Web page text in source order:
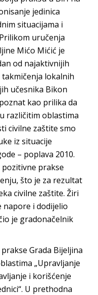
jedinica
situacijama i
uručenja
Mićo Mićić je
od najaktivnijih
lokalnih
učesnika Bikon
kao prilika da
različitim oblastima
civilne zaštite smo
iz situacije
– poplava 2010.
pozitivne prakse
što je za rezultat
civilne zaštite. Žiri
napore i dodijelio
je gradonačelnik
Grada Bijeljina
„Upravljanje
i korišćenje
U prethodna